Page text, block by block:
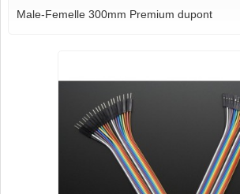
Male-Femelle 300mm Premium dupont